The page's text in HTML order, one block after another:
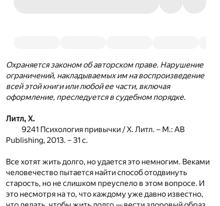
Охраняется законом об авторском праве. Нарушение
ограничений, накладываемых им на воспроизведение
всей этой книги или любой ее части, включая
оформление, преследуется в судебном порядке.
Литл, Х.
9241 Психология привычки / Х. Литл. – М.: AB
Publishing, 2013. – 31 с.
Все хотят жить долго, но удается это немногим. Веками
человечество пытается найти способ отодвинуть
старость, но не слишком преуспело в этом вопросе. И
это несмотря на то, что каждому уже давно известно,